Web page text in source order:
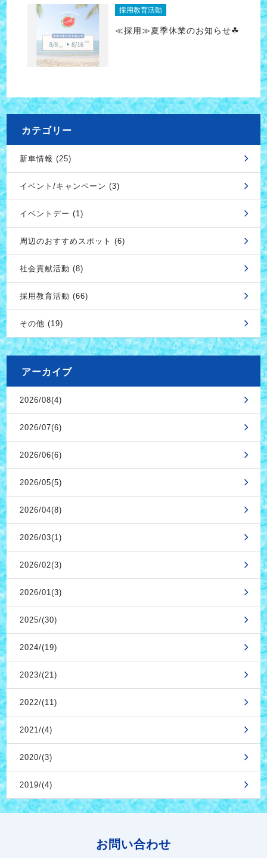
採用教育活動
≪採用≫夏季休業のお知らせ☘
カテゴリー
新車情報 (25)
イベント/キャンペーン (3)
イベントデー (1)
周辺のおすすめスポット (6)
社会貢献活動 (8)
採用教育活動 (66)
その他 (19)
アーカイブ
2026/08(4)
2026/07(6)
2026/06(6)
2026/05(5)
2026/04(8)
2026/03(1)
2026/02(3)
2026/01(3)
2025/(30)
2024/(19)
2023/(21)
2022/(11)
2021/(4)
2020/(3)
2019/(4)
お問い合わせ